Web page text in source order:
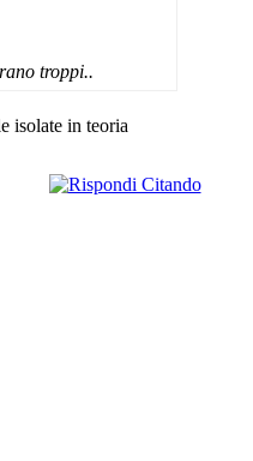
troppi..
isolate in teoria